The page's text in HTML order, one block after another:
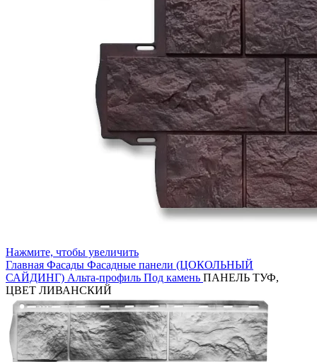
Нажмите, чтобы увеличить
Главная Фасады Фасадные панели (ЦОКОЛЬНЫЙ
САЙДИНГ) Альта-профиль Под камень ПАНЕЛЬ ТУФ,
ЦВЕТ ЛИВАНСКИЙ